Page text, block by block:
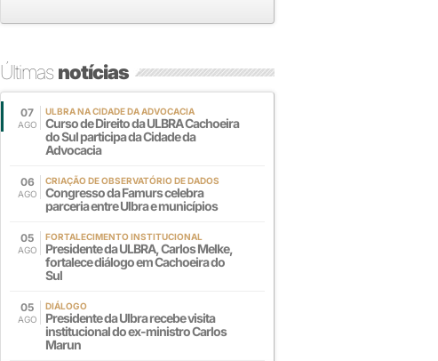
Últimasnotícias
07
AGO
ULBRA NA CIDADE DA ADVOCACIA
Curso de Direito da ULBRA Cachoeira
do Sul participa da Cidade da
Advocacia
06
AGO
CRIAÇÃO DE OBSERVATÓRIO DE DADOS
Congresso da Famurs celebra
parceria entre Ulbra e municípios
05
AGO
FORTALECIMENTO INSTITUCIONAL
Presidente da ULBRA, Carlos Melke,
fortalece diálogo em Cachoeira do
Sul
05
AGO
DIÁLOGO
Presidente da Ulbra recebe visita
institucional do ex-ministro Carlos
Marun